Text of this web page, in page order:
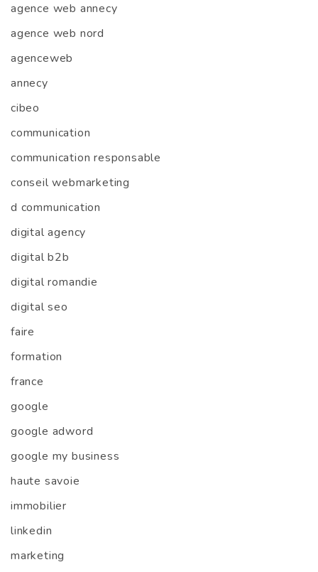
agence web annecy
agence web nord
agenceweb
annecy
cibeo
communication
communication responsable
conseil webmarketing
d communication
digital agency
digital b2b
digital romandie
digital seo
faire
formation
france
google
google adword
google my business
haute savoie
immobilier
linkedin
marketing